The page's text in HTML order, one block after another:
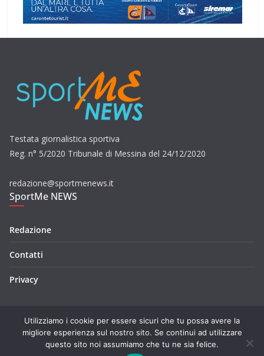
Testata giornalistica sportiva
Reg. n° 5/2020 Tribunale di Messina del 24/12/2020
redazione@sportmenews.it
SportMe NEWS
Redazione
Contatti
Privacy
Copyright © 2026SportMe NEWS. Tutti i diritti riservati.
Utilizziamo i cookie per essere sicuri che tu possa avere la
migliore esperienza sul nostro sito. Se continui ad utilizzare
questo sito noi assumiamo che tu ne sia felice.